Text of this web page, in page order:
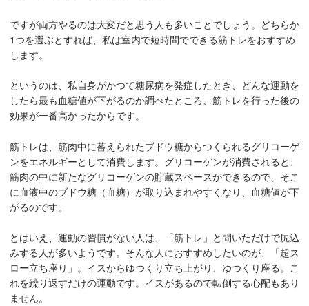
ですが両方やるのは大変だと思う人も多いことでしょう。どちらか
1つを選ぶとすれば、私は室内で短時問でできる筋トレをおすすめ
します。
というのは、私自身がかつて糖尿病を発症したとき、どんな運動を
したら最も血糖値が下がるのか調べたところ、筋トレを行った後の
効果が一番高かったからです。
筋トレは、筋肉中に蓄えられたブドウ糖からつくられるグリコーゲ
ンをエネルギーとして消費します。グリコーゲンが消費されると、
筋肉の中に新たなグリコーゲンの貯蔵スペースができるので、そこ
に血液中のブドウ糖（血糖）が取り込まれやすくなり、血糖値が下
がるのです。
とはいえ、運動の習慣がない人は、「筋トレ」と問いただけで尻込
みする人が多いようです。そんな人におすすめしたいのが、「超ス
ロー立ち座り」。イスからゆつくり立ち上がり、ゆつくり座る。こ
れを繰り返すだけの運動です。イスがあるので転倒する心配もあり
ません。